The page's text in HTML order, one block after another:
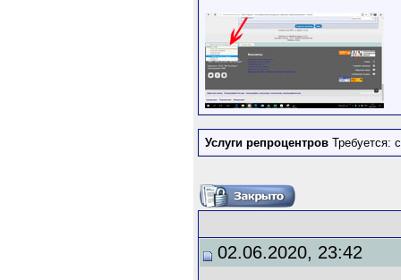
Услуги репроцентров Требуется:
02.06.2020, 23:42